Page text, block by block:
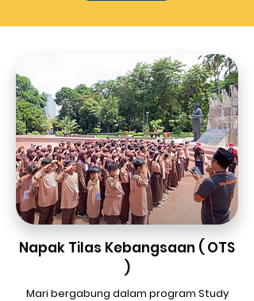
Napak Tilas Kebangsaan ( OTS
)
Mari bergabung dalam program Study